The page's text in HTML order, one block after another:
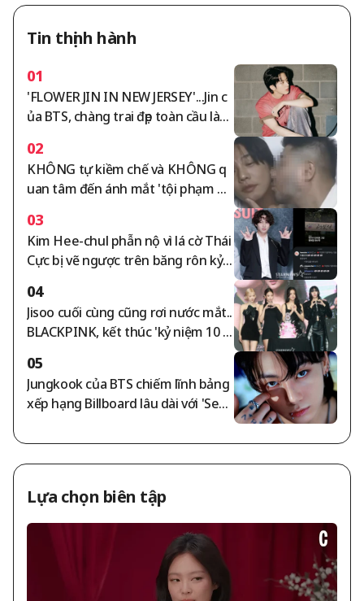
Tin thịnh hành
01
'FLOWER JIN IN NEW JERSEY'...Jin c
ủa BTS, chàng trai đẹp toàn cầu làm
đẹp toàn cầu trong buổi biểu diễn t
uyệt vời
02
KHÔNG tự kiềm chế và KHÔNG q
uan tâm đến ánh mắt 'tội phạm m
á' với bạn nam "Anh yêu em" phát
hiện cặp sao [VẤN ĐỀ SAO]
03
Kim Hee-chul phẫn nộ vì lá cờ Thái
Cực bị vẽ ngược trên băng rôn kỷ n
ồi"..Choi Si-won cũng đồng tình
04
Jisoo cuối cùng cũng rơi nước mắt..
BLACKPINK, kết thúc 'kỷ niệm 10 n
tar Issue]
05
Jungkook của BTS chiếm lĩnh bảng
xếp hạng Billboard lâu dài với 'Seve
toàn cầu tuần thứ 159 'Kỷ lục đầu t
iên và dài nhất ở châu Á'
Lựa chọn biên tập